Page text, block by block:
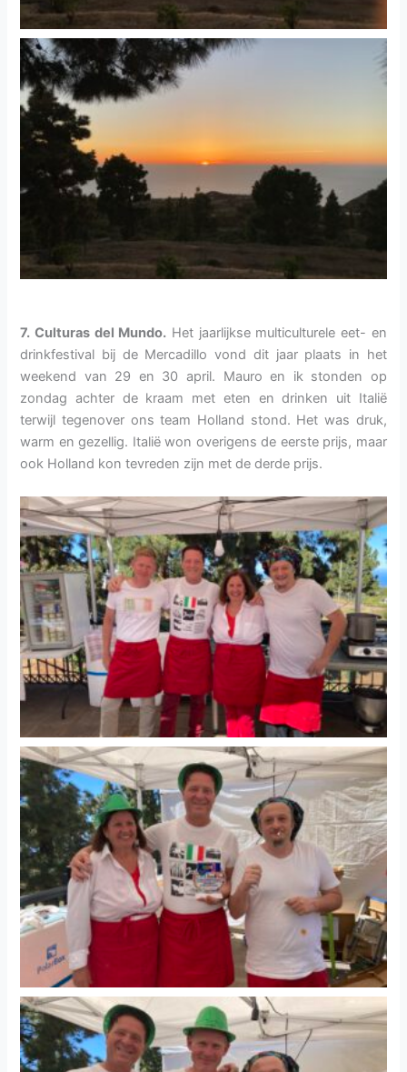
7. Culturas del Mundo. Het jaarlijkse multiculturele eet- en
drinkfestival bij de Mercadillo vond dit jaar plaats in het
weekend van 29 en 30 april. Mauro en ik stonden op
zondag achter de kraam met eten en drinken uit Italië
terwijl tegenover ons team Holland stond. Het was druk,
warm en gezellig. Italië won overigens de eerste prijs, maar
ook Holland kon tevreden zijn met de derde prijs.